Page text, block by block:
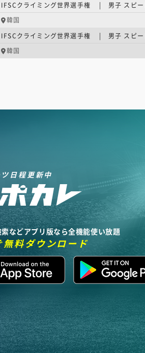
韓国
IFSCクライミング世界選手権 | 男子 スピー
韓国
日程更新中
などアプリ版なら全機能使い放題
無料ダウンロード